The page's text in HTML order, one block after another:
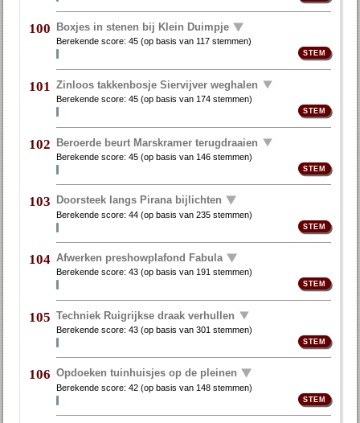
100 Boxjes in stenen bij Klein Duimpje
Berekende score:45 (op basis van117 stemmen)
101 Zinloos takkenbosje Siervijver weghalen
Berekende score:45 (op basis van 174 stemmen)
102 Beroerde beurt Marskramer terugdraaien
Berekende score:45 (op basis van 146 stemmen)
103 Doorsteek langs Pirana bijlichten
Berekende score:44 (op basis van235 stemmen)
104 Afwerken preshowplafond Fabula
Berekende score:43 (op basis van 191 stemmen)
105 Techniek Ruigrijkse draak verhullen
Berekende score:43 (op basis van301 stemmen)
106 Opdoeken tuinhuisjes op de pleinen
Berekende score:42 (op basis van 148 stemmen)